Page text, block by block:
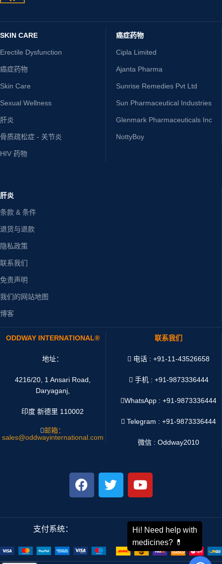
SKIN CARE
Erectile Dysfunction
癌症药物
Skin Care
Sexual Wellness
肝炎
骨质疏松症 - 关节炎
HIV 药物
癌症药物
Cipla Limited
Ajanta Pharma
Sunrise Remedies Pvt Ltd
Sun Pharmaceutical Industries
Glenmark Pharmaceuticals Inc
NottyBoy
肝炎
条款 & 条件
退货与退款
隐私政策
联系我们
免责声明
我们的网站地图
博客
ODDWAY INTERNATIONAL®
地址：
4216/20, 1 Ansari Road,
Daryaganj,
印度 新德里 110002
邮箱：
sales@oddwayinternational.com
联系我们
电话 : +91-11-43526658
手机 : +91-9873336444
WhatsApp :+91-9873336444
Telegram : +91-9873336444
微信 : Oddway2010
支付系统： 运输系统：